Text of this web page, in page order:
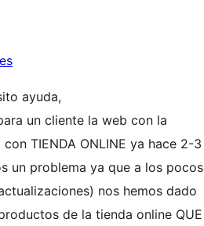
ayuda,
un cliente la web con la
con TIENDA ONLINE ya hace 2-3
un problema ya que a los pocos
nos hemos dado
de la tienda online QUE